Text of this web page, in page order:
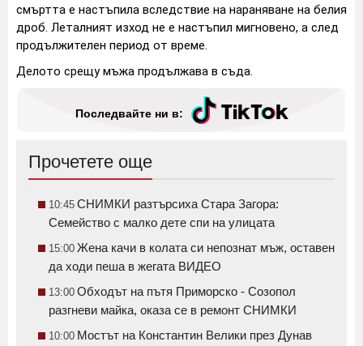
смъртта е настъпила вследствие на нараняване на белия
дроб. Леталният изход не е настъпил мигновено, а след
продължителен период от време.
Делото срещу мъжа продължава в съда.
Последвайте ни в:
Прочетете още
10:45 СНИМКИ разтърсиха Стара Загора:
Семейство с малко дете спи на улицата
15:00 Жена качи в колата си непознат мъж, оставен
да ходи пеша в жегата ВИДЕО
13:00 Обходът на пътя Приморско - Созопол
разгневи майка, оказа се в ремонт СНИМКИ
10:00 Мостът на Константин Велики през Дунав